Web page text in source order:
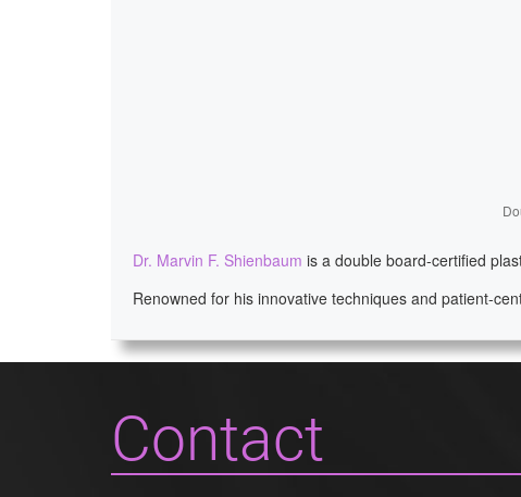
Dr. Marvin F. Shienbaum is a double board-certified
Renowned for his innovative techniques and patient-
Contact